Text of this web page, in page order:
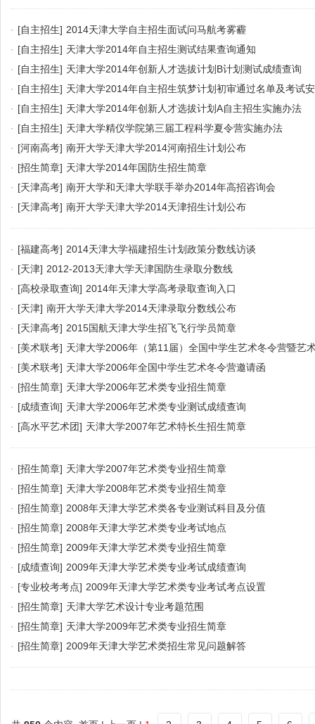
· [自主招生] 2014天津大学自主招生面试问马航考雾霾
· [自主招生] 天津大学2014年自主招生测试结果查询通知
· [自主招生] 天津大学2014年创新人才选拔计划B计划测试成绩查询
· [自主招生] 天津大学2014年自主招生筑梦计划初审通过名单及考试
· [自主招生] 天津大学2014年创新人才选拔计划A自主招生实施办法
· [自主招生] 天津大学精仪学院第三届工程科学夏令营实施办法
· [河南高考] 南开大学天津大学2014河南招生计划公布
· [招生简章] 天津大学2014年国防生招生简章
· [天津高考] 南开大学和天津大学联手举办2014年高招咨询会
· [天津高考] 南开大学天津大学2014天津招生计划公布
· [福建高考] 2014天津大学福建招生计划政策分数线访谈
· [天津] 2012-2013天津大学天津国防生录取分数线
· [高校录取查询] 2014年天津大学高考录取查询入口
· [天津] 南开大学天津大学2014天津录取分数线公布
· [天津高考] 2015国航天津大学生招飞飞行学员简章
· [美术联考] 天津大学2006年（第11届）全国中学生艺术冬令营暨艺
函
· [美术联考] 天津大学2006年全国中学生艺术冬令营邀请函
· [招生简章] 天津大学2006年艺术类专业招生简章
· [成绩查询] 天津大学2006年艺术类专业测试成绩查询
· [高水平艺术团] 天津大学2007年艺术特长生招生简章
· [招生简章] 天津大学2007年艺术类专业招生简章
· [招生简章] 天津大学2008年艺术类专业招生简章
· [招生简章] 2008年天津大学艺术类各专业测试科目及分值
· [招生简章] 2008年天津大学艺术类专业考试地点
· [招生简章] 2009年天津大学艺术类专业招生简章
· [成绩查询] 2009年天津大学艺术类专业考试成绩查询
· [专业校考考点] 2009年天津大学艺术类专业考试考点设置
· [招生简章] 天津大学艺术设计专业考题范围
· [招生简章] 天津大学2009年艺术类专业招生简章
· [招生简章] 2009年天津大学艺术类招生常见问题解答